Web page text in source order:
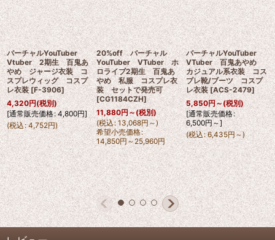
バーチャルYouTuber
Vtuber 2期生 百鬼あ
やめ ジャージ衣装 コ
スプレウィッグ コスプ
レ衣装 [F-3906]
4,320円(税別)
[通常販売価格: 4,800円]
(税込: 4,752円)
20%off バーチャル
YouTuber VTuber ホ
ロライブ2期生 百鬼あ
やめ 私服 コスプレ衣
装 セットで発売可
[CG1184CZH]
11,880円～(税別)
(税込: 13,068円～)
希望小売価格:
14,850円～25,960円
バーチャルYouTuber
VTuber 百鬼あやめ
カジュアル系衣装 コス
プレ靴/ブーツ コスプ
レ衣装 [ACS-2479]
5,850円～(税別)
[通常販売価格:
6,500円～]
(税込: 6,435円～)